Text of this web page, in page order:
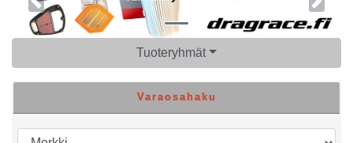
Previous Next
Tuoteryhmät
Varaosahaku